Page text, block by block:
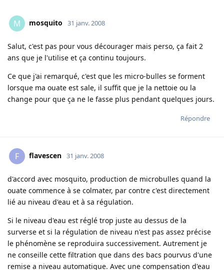
M mosquito 31 janv. 2008
Salut, c'est pas pour vous décourager mais perso, ça fait 2
ans que je l'utilise et ça continu toujours.
Ce que j'ai remarqué, c'est que les micro-bulles se forment
lorsque ma ouate est sale, il suffit que je la nettoie ou la
change pour que ça ne le fasse plus pendant quelques jours.
Répondre
F flavescen 31 janv. 2008
d'accord avec mosquito, production de microbulles quand la
ouate commence à se colmater, par contre c'est directement
lié au niveau d'eau et à sa régulation.
Si le niveau d'eau est réglé trop juste au dessus de la
surverse et si la régulation de niveau n'est pas assez précise
le phénomène se reproduira successivement. Autrement je
ne conseille cette filtration que dans des bacs pourvus d'une
remise a niveau automatique. Avec une compensation d'eau